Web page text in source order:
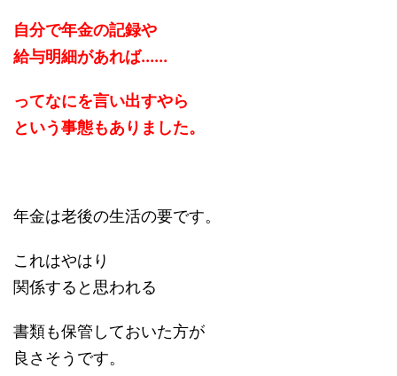
自分で年金の記録や
給与明細があれば......
ってなにを言い出すやら
という事態もありました。
年金は老後の生活の要です。
これはやはり
関係すると思われる
書類も保管しておいた方が
良さそうです。